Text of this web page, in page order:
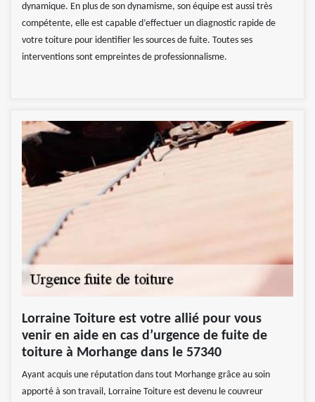
dynamique. En plus de son dynamisme, son équipe est aussi très
compétente, elle est capable d’effectuer un diagnostic rapide de
votre toiture pour identifier les sources de fuite. Toutes ses
interventions sont empreintes de professionnalisme.
Lorraine Toiture est votre allié pour vous
venir en aide en cas d’urgence de fuite de
toiture à Morhange dans le 57340
Ayant acquis une réputation dans tout Morhange grâce au soin
apporté à son travail, Lorraine Toiture est devenu le couvreur